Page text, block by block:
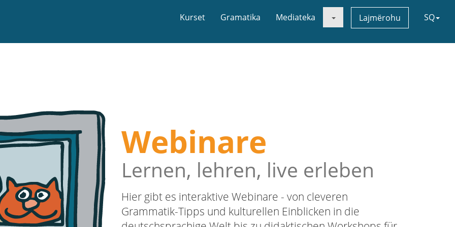
Kurset Gramatika Mediateka Lajmërohu SQ
Webinare
Lernen, lehren, live erleben
Hier gibt es interaktive Webinare - von cleveren
Grammatik-Tipps und kulturellen Einblicken in die